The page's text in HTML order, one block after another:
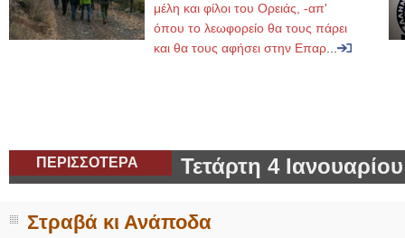
μέλη και φίλοι του Ορειάς, -απ'
όπου το λεωφορείο θα τους πάρει
και θα τους αφήσει στην Επαρ
ΠΕΡΙΣΣΟΤΕΡΑ Τετάρτη 4
Στραβά κι Ανάποδα